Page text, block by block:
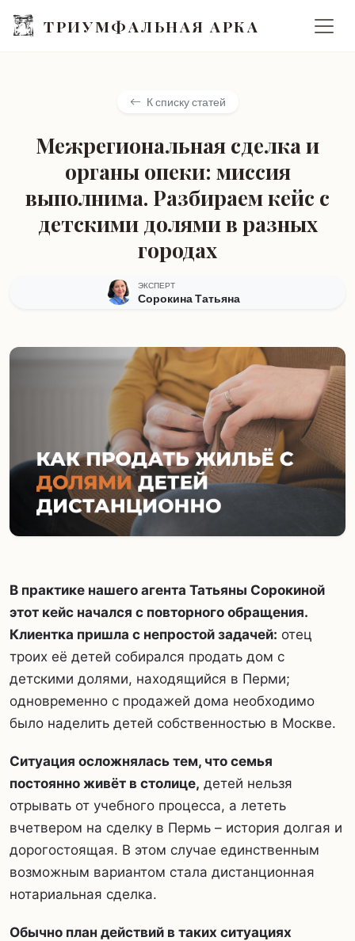
ТРИУМФАЛЬНАЯ АРКА
К списку статей
Межрегиональная сделка и
органы опеки: миссия
выполнима. Разбираем кейс с
детскими долями в разных
городах
ЭКСПЕРТ
Сорокина Татьяна
В практике нашего агента Татьяны Сорокиной
этот кейс начался с повторного обращения.
Клиентка пришла с непростой задачей: отец
троих её детей собирался продать дом с
детскими долями, находящийся в Перми;
одновременно с продажей дома необходимо
было наделить детей собственностью в Москве.
Ситуация осложнялась тем, что семья
постоянно живёт в столице, детей нельзя
отрывать от учебного процесса, а лететь
вчетвером на сделку в Пермь – история долгая и
дорогостоящая. В этом случае единственным
возможным вариантом стала дистанционная
нотариальная сделка.
Обычно план действий в таких ситуациях